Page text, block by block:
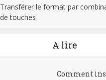
Transférer le format par
de touches
A lire
Comment